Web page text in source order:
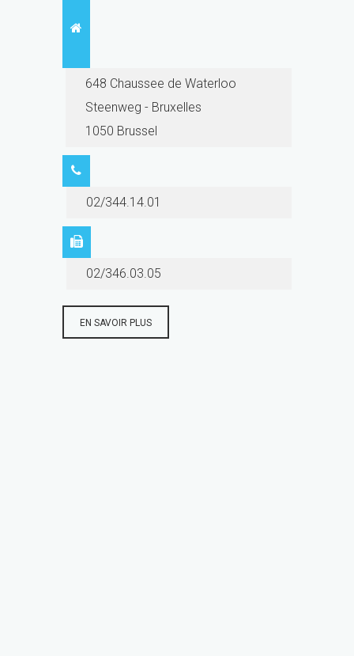
648 Chaussee de Waterloo
Steenweg - Bruxelles
1050 Brussel
02/344.14.01
02/346.03.05
EN SAVOIR PLUS